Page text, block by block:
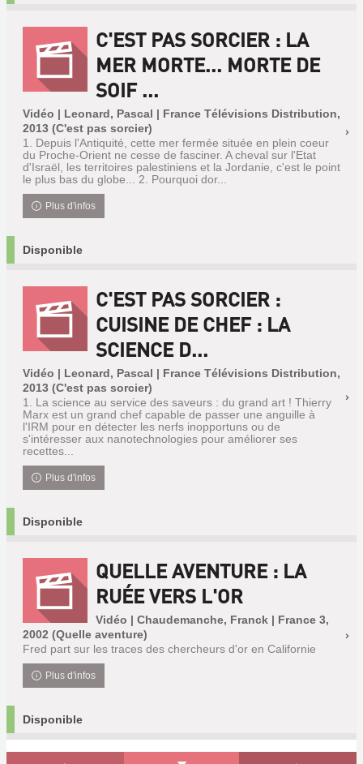
C'EST PAS SORCIER : LA
MER MORTE... MORTE DE
SOIF ...
Vidéo | Leonard, Pascal | France Télévisions Distribution,
2013 (C'est pas sorcier)
1. Depuis l'Antiquité, cette mer fermée située en plein coeur
du Proche-Orient ne cesse de fasciner. A cheval sur l'Etat
d'Israël, les territoires palestiniens et la Jordanie, c'est le point
le plus bas du globe... 2. Pourquoi dor...
Plus d'infos
Disponible
C'EST PAS SORCIER :
CUISINE DE CHEF : LA
SCIENCE D...
Vidéo | Leonard, Pascal | France Télévisions Distribution,
2013 (C'est pas sorcier)
1. La science au service des saveurs : du grand art ! Thierry
Marx est un grand chef capable de passer une anguille à
l'IRM pour en détecter les nerfs inopportuns ou de
s'intéresser aux nanotechnologies pour améliorer ses
recettes...
Plus d'infos
Disponible
QUELLE AVENTURE : LA
RUÉE VERS L'OR
Vidéo | Chaudemanche, Franck | France 3,
2002 (Quelle aventure)
Fred part sur les traces des chercheurs d'or en Californie
Plus d'infos
Disponible